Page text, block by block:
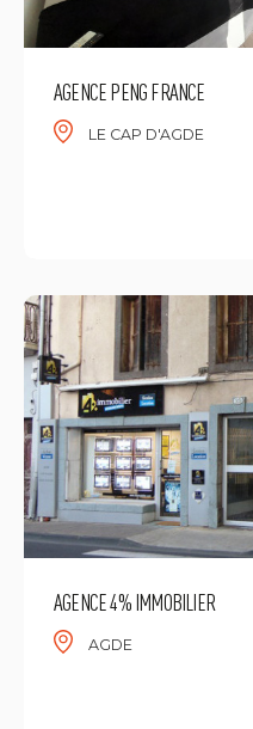
AGENCE PENG FRANCE
LE CAP D'AGDE
AGENCE 4% IMMOBILIER
AGDE